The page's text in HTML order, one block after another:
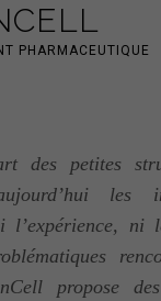
PHARMACEUTIQUE
des petites
les
l’expérience, ni
propose